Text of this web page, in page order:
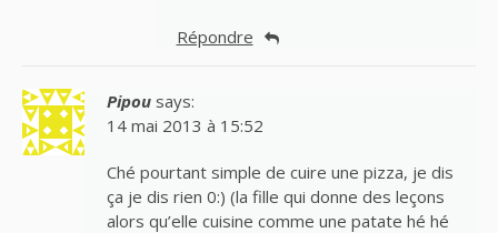
Répondre
Pipou says:
14 mai 2013 à 15:52
Ché pourtant simple de cuire une pizza, je dis
ça je dis rien 0:) (la fille qui donne des leçons
alors qu’elle cuisine comme une patate hé hé